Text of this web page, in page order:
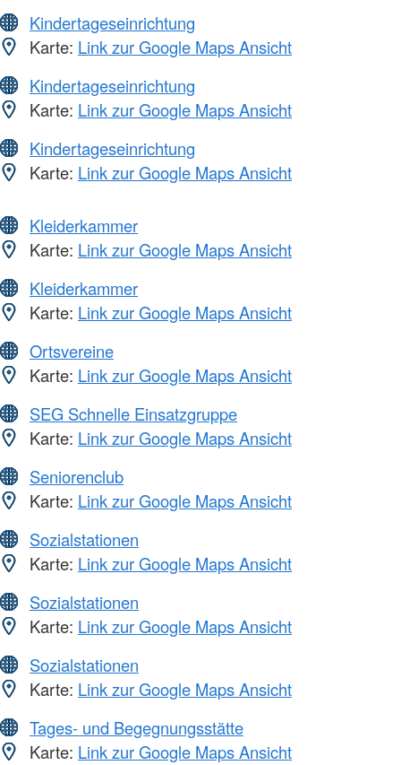
Kindertageseinrichtung
Karte: Link zur Google Maps Ansicht
Kindertageseinrichtung
Karte: Link zur Google Maps Ansicht
Kindertageseinrichtung
Karte: Link zur Google Maps Ansicht
Kleiderkammer
Karte: Link zur Google Maps Ansicht
Kleiderkammer
Karte: Link zur Google Maps Ansicht
Ortsvereine
Karte: Link zur Google Maps Ansicht
SEG Schnelle Einsatzgruppe
Karte: Link zur Google Maps Ansicht
Seniorenclub
Karte: Link zur Google Maps Ansicht
Sozialstationen
Karte: Link zur Google Maps Ansicht
Sozialstationen
Karte: Link zur Google Maps Ansicht
Sozialstationen
Karte: Link zur Google Maps Ansicht
Tages- und Begegnungsstätte
Karte: Link zur Google Maps Ansicht